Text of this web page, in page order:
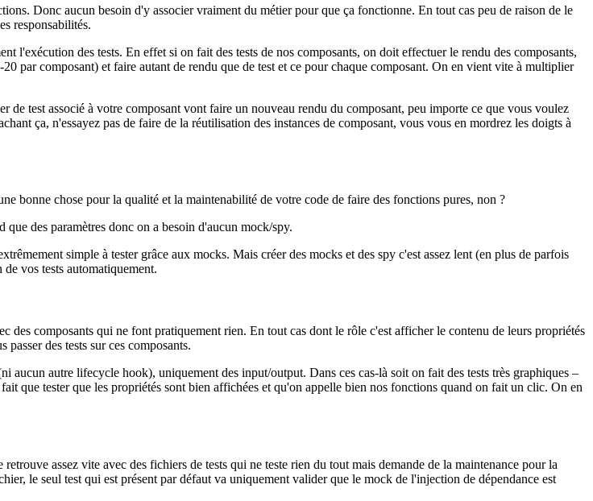
Donc aucun besoin d'y associer vraiment du métier pour que ça fonctionne. En tout cas peu de raison de le
responsabilités.
l'exécution des tests. En effet si on fait des tests de nos composants, on doit effectuer le rendu des composants,
par composant) et faire autant de rendu que de test et ce pour chaque composant. On en vient vite à multiplier
test associé à votre composant vont faire un nouveau rendu du composant, peu importe ce que vous voulez
ça, n'essayez pas de faire de la réutilisation des instances de composant, vous vous en mordrez les doigts à
bonne chose pour la qualité et la maintenabilité de votre code de faire des fonctions pures, non ?
des paramètres donc on a besoin d'aucun mock/spy.
simple à tester grâce aux mocks. Mais créer des mocks et des spy c'est assez lent (en plus de parfois
vos tests automatiquement.
des composants qui ne font pratiquement rien. En tout cas dont le rôle c'est afficher le contenu de leurs propriétés
des tests sur ces composants.
autre lifecycle hook), uniquement des input/output. Dans ces cas-là soit on fait des tests très graphiques –
que tester que les propriétés sont bien affichées et qu'on appelle bien nos fonctions quand on fait un clic. On en
assez vite avec des fichiers de tests qui ne teste rien du tout mais demande de la maintenance pour la
le seul test qui est présent par défaut va uniquement valider que le mock de l'injection de dépendance est